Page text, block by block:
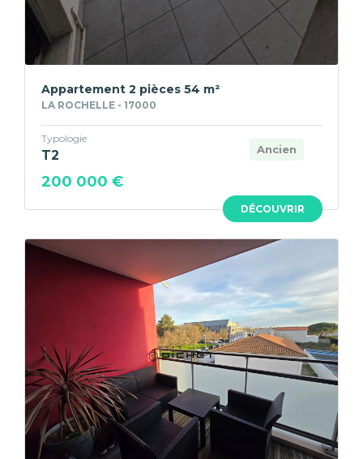
DÉCOUVRIR
Appartement 2 pièces 54 m²
LA ROCHELLE - 17000
Ancien
Typologie
T2
200 000 €